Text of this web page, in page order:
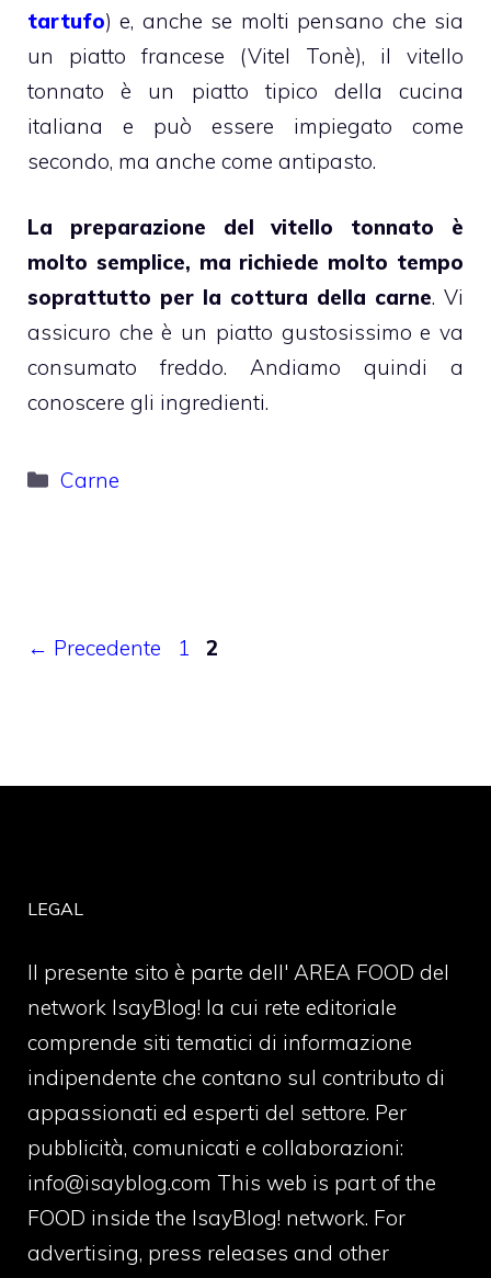
tartufo) e, anche se molti pensano che sia
un piatto francese (Vitel Tonè), il vitello
tonnato è un piatto tipico della cucina
italiana e può essere impiegato come
secondo, ma anche come antipasto.
La preparazione del vitello tonnato è
molto semplice, ma richiede molto tempo
soprattutto per la cottura della carne. Vi
assicuro che è un piatto gustosissimo e va
consumato freddo. Andiamo quindi a
conoscere gli ingredienti.
Categorie
Carne
← Precedente Pagina
1 Pagina
2
LEGAL
Il presente sito è parte dell' AREA FOOD del
network IsayBlog! la cui rete editoriale
comprende siti tematici di informazione
indipendente che contano sul contributo di
appassionati ed esperti del settore. Per
pubblicità, comunicati e collaborazioni:
info@isayblog.com This web is part of the
FOOD inside the IsayBlog! network. For
advertising, press releases and other